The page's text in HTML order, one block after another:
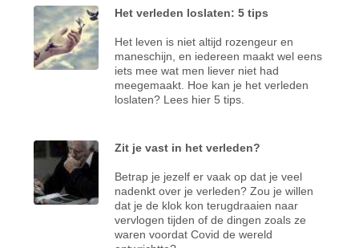
Het verleden loslaten: 5 tips
Het leven is niet altijd rozengeur en
maneschijn, en iedereen maakt wel eens
iets mee wat men liever niet had
meegemaakt. Hoe kan je het verleden
loslaten? Lees hier 5 tips.
Zit je vast in het verleden?
Betrap je jezelf er vaak op dat je veel
nadenkt over je verleden? Zou je willen
dat je de klok kon terugdraaien naar
vervlogen tijden of de dingen zoals ze
waren voordat Covid de wereld